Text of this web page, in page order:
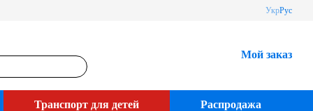
УкрРус
Мой заказ
Транспорт для детей Распродажа